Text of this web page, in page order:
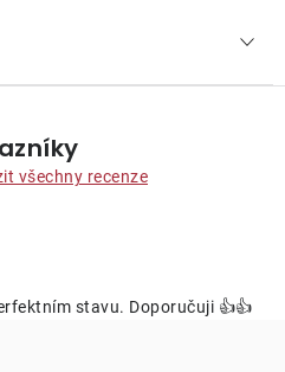
všechny recenze
stavu. Doporučuji 👍👍